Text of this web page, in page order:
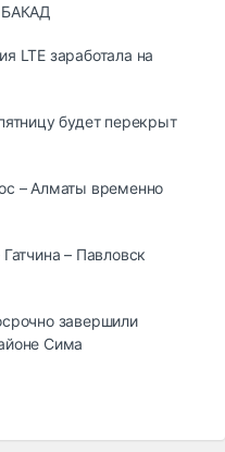
БАКАД
LTE заработала на
будет перекрыт
– Алматы временно
– Павловск
завершили
Сима